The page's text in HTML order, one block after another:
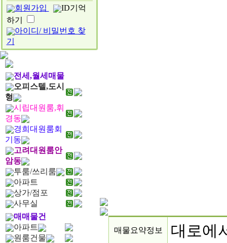
회원가입
ID기억
하기
아이디/ 비밀번호 찾
기
전세,월세매물
오피스텔,도시
형
시립대원룸,휘
경동
경희대원룸회
기동
고려대원룸안
암동
투룸/쓰리룸
아파트
상가/점포
사무실
매매물건
아파트
원룸건물
매물요약정보 대로에